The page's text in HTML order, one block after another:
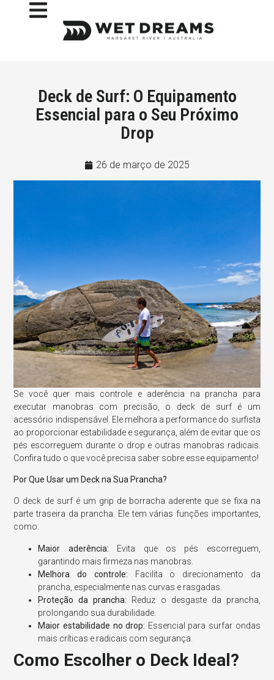
Deck de Surf: O Equipamento
Essencial para o Seu Próximo
Drop
26 de março de 2025
Se você quer mais controle e aderência na prancha para
executar manobras com precisão, o deck de surf é um
acessório indispensável. Ele melhora a performance do surfista
ao proporcionar estabilidade e segurança, além de evitar que os
pés escorreguem durante o drop e outras manobras radicais.
Confira tudo o que você precisa saber sobre esse equipamento!
Por Que Usar um Deck na Sua Prancha?
O deck de surf é um grip de borracha aderente que se fixa na
parte traseira da prancha. Ele tem várias funções importantes,
como:
Maior aderência: Evita que os pés escorreguem,
garantindo mais firmeza nas manobras.
Melhora do controle: Facilita o direcionamento da
prancha, especialmente nas curvas e rasgadas.
Proteção da prancha: Reduz o desgaste da prancha,
prolongando sua durabilidade.
Maior estabilidade no drop: Essencial para surfar ondas
mais críticas e radicais com segurança.
Como Escolher o Deck Ideal?